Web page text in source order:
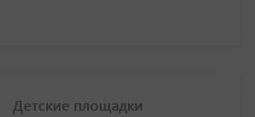
Детские площадки